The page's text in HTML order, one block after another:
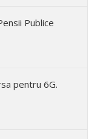
Publice
pentru 6G.